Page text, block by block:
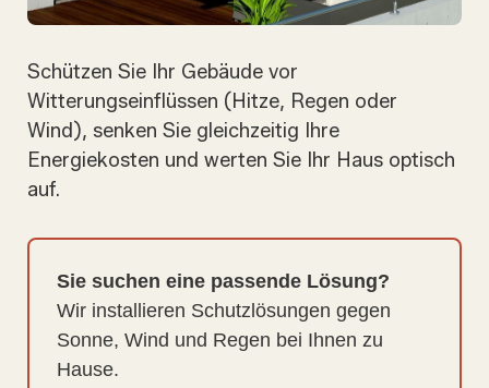
Schützen Sie Ihr Gebäude vor
Witterungseinflüssen (Hitze, Regen oder
Wind), senken Sie gleichzeitig Ihre
Energiekosten und werten Sie Ihr Haus optisch
auf.
Sie suchen eine passende Lösung?
Wir installieren Schutzlösungen gegen
Sonne, Wind und Regen bei Ihnen zu
Hause.